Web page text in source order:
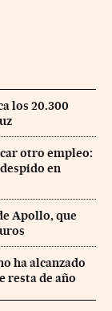
los 20.300
otro empleo:
en
Apollo, que
ha alcanzado
resta de año